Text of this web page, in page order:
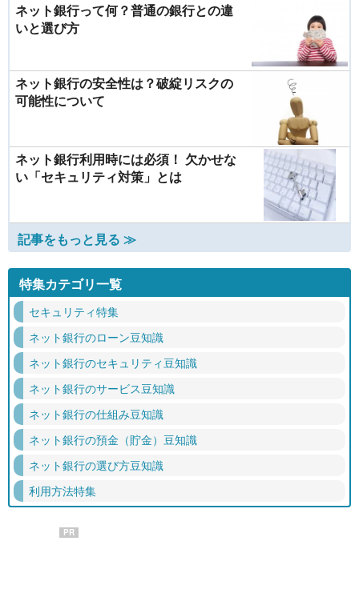
ネット銀行って何？普通の銀行との違
いと選び方
ネット銀行の安全性は？破綻リスクの
可能性について
ネット銀行利用時には必須！ 欠かせな
い「セキュリティ対策」とは
記事をもっと見る ≫
特集カテゴリ一覧
セキュリティ特集
ネット銀行のローン豆知識
ネット銀行のセキュリティ豆知識
ネット銀行のサービス豆知識
ネット銀行の仕組み豆知識
ネット銀行の預金（貯金）豆知識
ネット銀行の選び方豆知識
利用方法特集
PR